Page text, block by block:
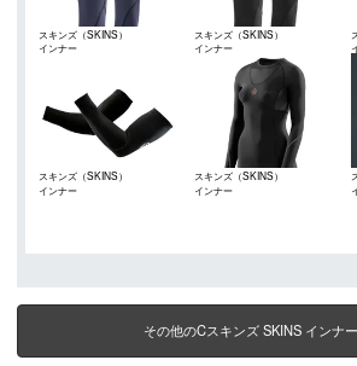
スキンズ（SKINS）
インナー
スキンズ（SKINS）
インナー
スキンズ（SKINS）
インナー
スキンズ（SKINS）
インナー
その他のCスキンズ SKINS インナ